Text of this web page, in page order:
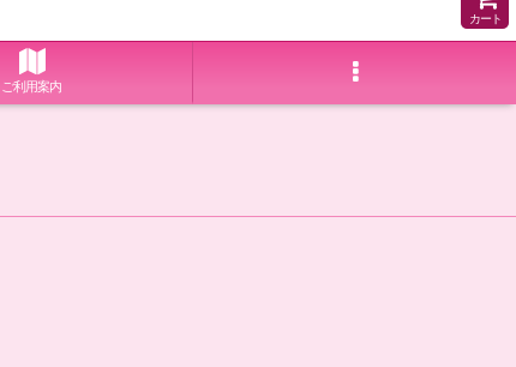
カート
ご利用案内